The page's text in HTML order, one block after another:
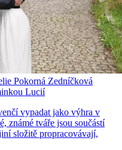
Pokorná Zedníčková
Lucií
vypadat jako výhra v
známé tváře jsou součástí
složitě propracovávají,